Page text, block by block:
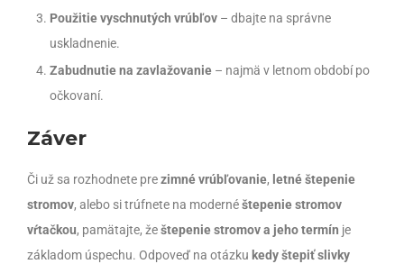
Použitie vyschnutých vrúbľov – dbajte na správne
uskladnenie.
Zabudnutie na zavlažovanie – najmä v letnom období po
očkovaní.
Záver
Či už sa rozhodnete prezimné vrúbľovanie, letné štepenie
stromov, alebo si trúfnete na modernéštepenie stromov
vŕtačkou, pamätajte, žeštepenie stromov a jeho termín je
základom úspechu. Odpoveď na otázku kedy štepiť slivky